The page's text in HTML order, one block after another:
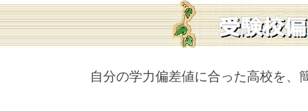
自分の学力偏差値に合った高校を、